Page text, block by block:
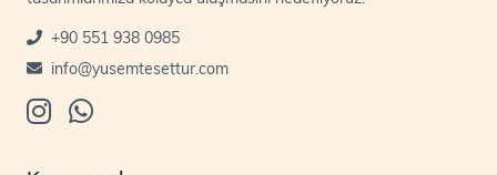
+90 551 938 0985
info@yusemtesettur.com